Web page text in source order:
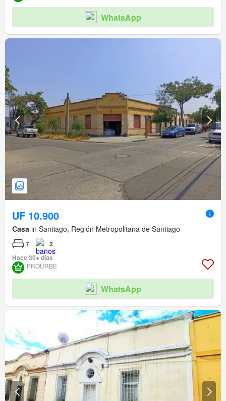
WhatsApp
UF 10.900
Casa in Santiago, Región Metropolitana de Santiago
7
2
Hace 30+ días
PROURBE
WhatsApp